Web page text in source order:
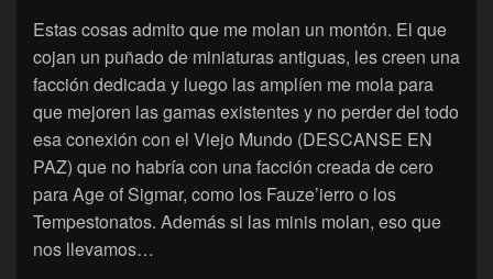
Estas cosas admito que me molan un montón. El que
cojan un puñado de miniaturas antiguas, les creen una
facción dedicada y luego las amplíen me mola para
que mejoren las gamas existentes y no perder del todo
esa conexión con el Viejo Mundo (DESCANSE EN
PAZ) que no habría con una facción creada de cero
para Age of Sigmar, como los Fauze’ierro o los
Tempestonatos. Además si las minis molan, eso que
nos llevamos…